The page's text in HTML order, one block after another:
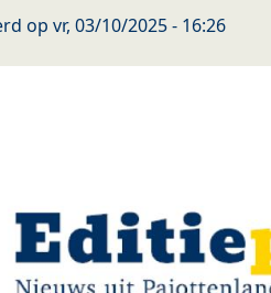
op vr, 03/10/2025 - 16:26